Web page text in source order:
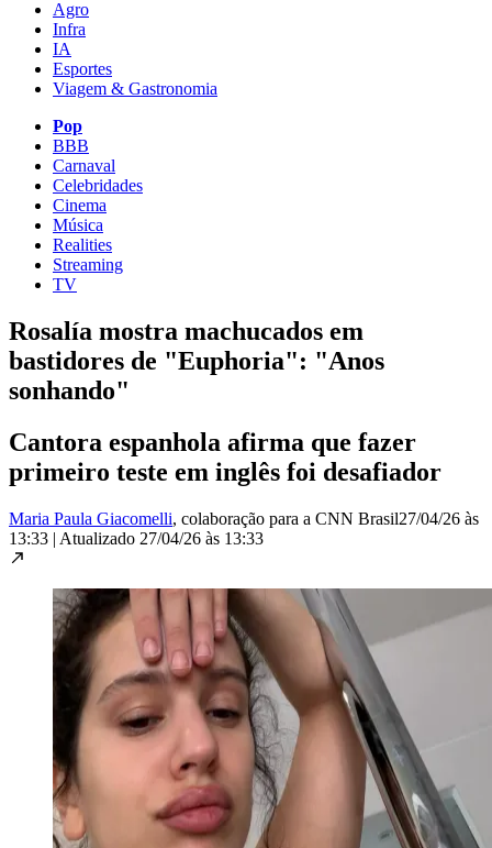
Agro
Infra
IA
Esportes
Viagem & Gastronomia
Pop
BBB
Carnaval
Celebridades
Cinema
Música
Realities
Streaming
TV
Rosalía mostra machucados em
bastidores de "Euphoria": "Anos
sonhando"
Cantora espanhola afirma que fazer
primeiro teste em inglês foi desafiador
Maria Paula Giacomelli, colaboração para a CNN Brasil27/04/26 às
13:33 | Atualizado 27/04/26 às 13:33